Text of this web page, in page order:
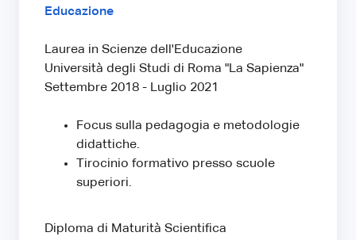
Educazione
Laurea in Scienze dell'Educazione
Università degli Studi di Roma "La Sapienza"
Settembre 2018 - Luglio 2021
Focus sulla pedagogia e metodologie
didattiche.
Tirocinio formativo presso scuole
superiori.
Diploma di Maturità Scientifica